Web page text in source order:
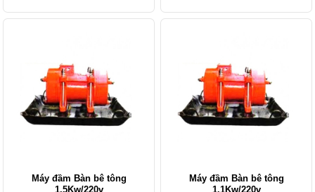
Máy đầm Bàn bê tông
1.5Kw/220v
Máy đầm Bàn bê tông
1.1Kw/220v